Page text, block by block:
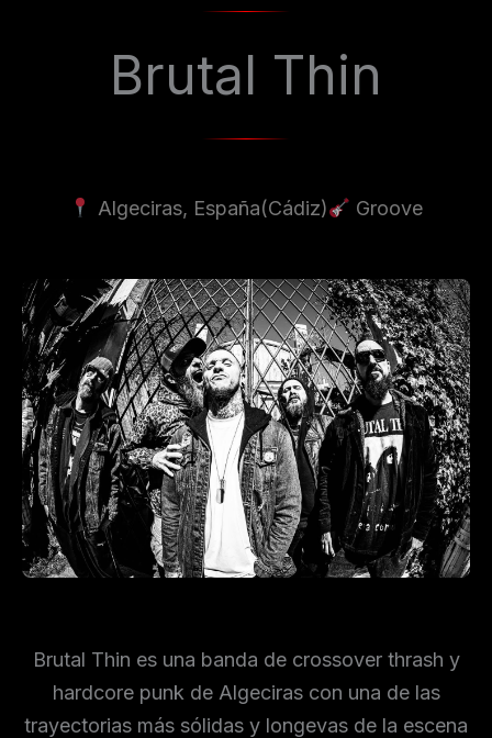
Brutal Thin
Algeciras, España(Cádiz) Groove
Brutal Thin es una banda de crossover thrash y
hardcore punk de Algeciras con una de las
trayectorias más sólidas y longevas de la escena